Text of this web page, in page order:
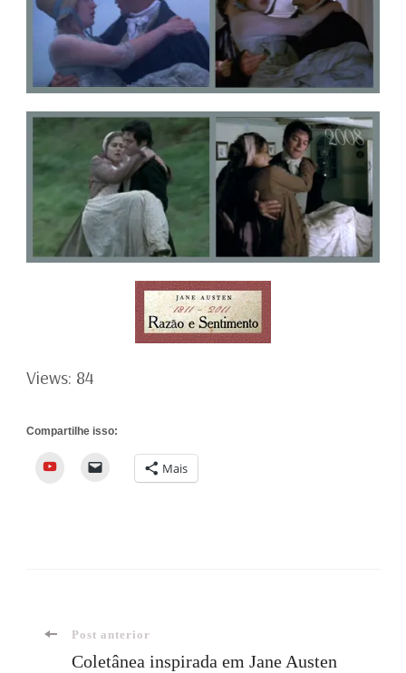
Views: 84
Compartilhe isso:
YouTube Mais
Navegação
Post anterior
Coletânea inspirada em Jane Austen